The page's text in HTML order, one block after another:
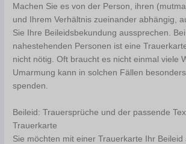
Machen Sie es von der Person, ihren
und Ihrem Verhältnis zueinander abhängig,
Sie Ihre Beileidsbekundung aussprechen.
nahestehenden Personen ist eine
nicht nötig. Oft braucht es nicht einmal viele
Umarmung kann in solchen Fällen
spenden.
Beileid: Trauersprüche und der passende
Trauerkarte
Sie möchten mit einer Trauerkarte Ihr